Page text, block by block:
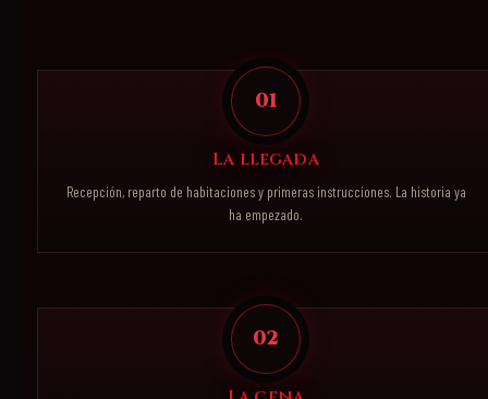
01
La llegada
Recepción, reparto de habitaciones y primeras instrucciones. La historia ya
ha empezado.
02